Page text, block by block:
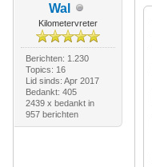
Wal
Kilometervreter
Berichten: 1.230
Topics: 16
Lid sinds: Apr 2017
Bedankt: 405
2439 x bedankt in
957 berichten